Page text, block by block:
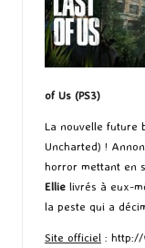
of Us (PS3)
La nouvelle future
Uncharted) !
horror mettant en
Ellie livrés à eux-
la peste qui a
Site officiel : http://